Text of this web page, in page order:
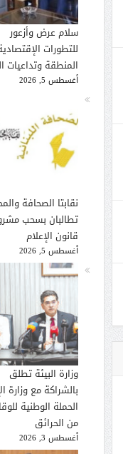
سلام عرض وأزعور
للتطورات
المنطقة وتداعيات
أغسطس 5, 2026
نقابتا الصحافة
تطالبان بسحب
قانون الإعلام
أغسطس 5, 2026
وزارة البيئة تطلق
بالشراكة مع وزارة
الحملة الوطنية
من الحرائق
أغسطس 3, 2026